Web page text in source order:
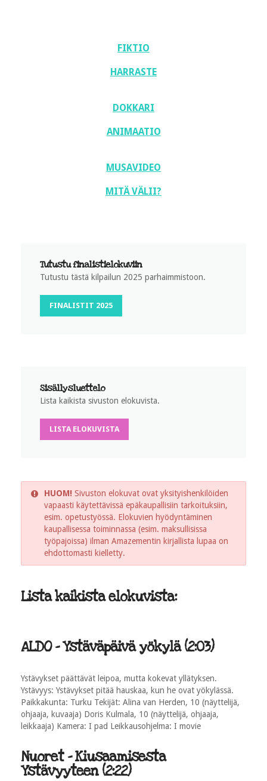
FIKTIO
HARRASTE
DOKKARI
ANIMAATIO
MUSAVIDEO
MITÄ VÄLII?
Tutustu finalistielokuviin
Tutustu tästä kilpailun 2025 parhaimmistoon.
FINALISTIT 2025
Sisällysluettelo
Lista kaikista sivuston elokuvista.
LISTA ELOKUVISTA
HUOM! Sivuston elokuvat ovat yksityishenkilöiden
vapaasti käytettävissä epäkaupallisiin tarkoituksiin,
esim. opetustyössä. Elokuvien hyödyntäminen
kaupallisessa toiminnassa (esim. maksullisissa
työpajoissa) ilman Amazementin kirjallista lupaa on
ehdottomasti kielletty.
Lista kaikista elokuvista:
ALDO - Ystäväpäivä yökylä (2:03)
Ystävykset päättävät leipoa, mutta kokevat yllätyksen.
Ystävyys: Ystävykset pitää hauskaa, kun he ovat yökylässä.
Paikkakunta: Turku Tekijät: Alina van Herden, 10 (näyttelijä,
ohjaaja, kuvaaja) Doris Kulmala, 10 (näyttelijä, ohjaaja,
leikkaaja) Kamera: I pad Leikkausohjelma: I movie
Nuoret - Kiusaamisesta
Ystävyyteen (2:22)